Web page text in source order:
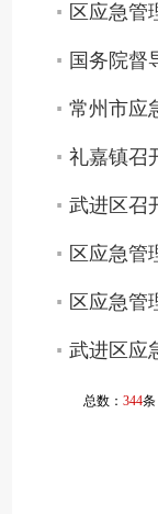
区应急管
国务院督
常州市应
礼嘉镇召
武进区召
区应急管
区应急管
武进区应
总数： 344